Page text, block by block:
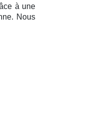
à une
Nous